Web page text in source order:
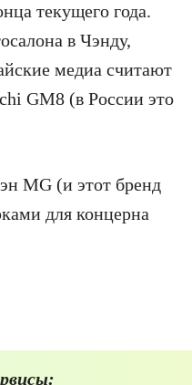
текущего года.
в Чэнду,
медиа считают
GM8 (в России это
MG (и этот бренд
для концерна